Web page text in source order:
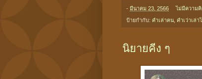
- มีนาคม 23, 2566 ไม่มีความคิ
ป้ายกำกับ: คำเล่าฅน, คำเว่าเล่า
นิยายคีง ๆ